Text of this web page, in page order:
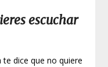
escuchar
dice que no quiere